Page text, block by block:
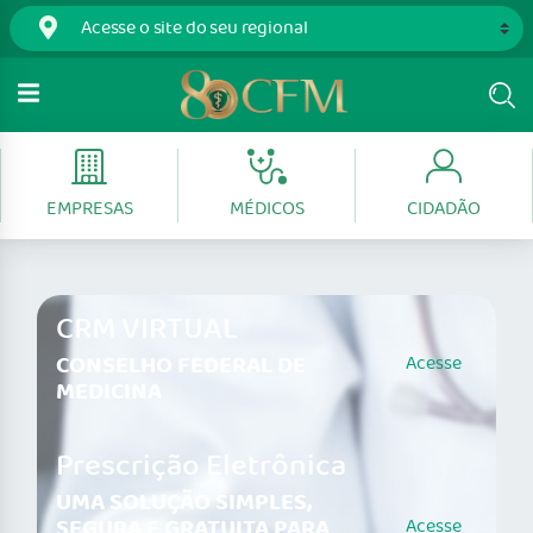
EMPRESAS MÉDICOS CIDADÃO
CRM VIRTUAL
CONSELHO FEDERAL DE
MEDICINA
Acesse
Prescrição Eletrônica
UMA SOLUÇÃO SIMPLES,
Acesse